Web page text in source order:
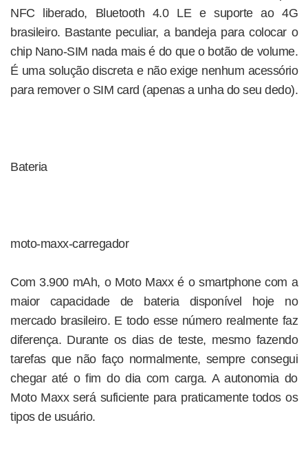
NFC liberado, Bluetooth 4.0 LE e suporte ao 4G
brasileiro. Bastante peculiar, a bandeja para colocar o
chip Nano-SIM nada mais é do que o botão de volume.
É uma solução discreta e não exige nenhum acessório
para remover o SIM card (apenas a unha do seu dedo).
Bateria
moto-maxx-carregador
Com 3.900 mAh, o Moto Maxx é o smartphone com a
maior capacidade de bateria disponível hoje no
mercado brasileiro. E todo esse número realmente faz
diferença. Durante os dias de teste, mesmo fazendo
tarefas que não faço normalmente, sempre consegui
chegar até o fim do dia com carga. A autonomia do
Moto Maxx será suficiente para praticamente todos os
tipos de usuário.